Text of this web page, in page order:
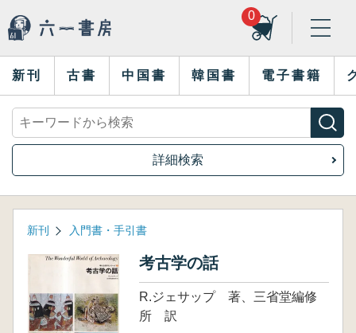
0
新刊 古書 中国書 韓国書 電子書籍
詳細検索
新刊 入門書・手引書
考古学の話
R.ジェサップ 著、三省堂編修
所 訳